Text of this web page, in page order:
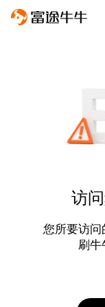
访
您所要访问
刷牛